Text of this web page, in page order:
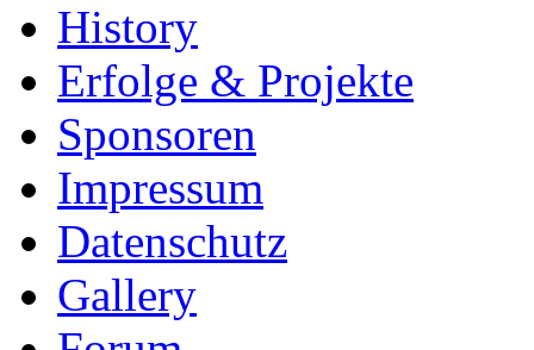
History
Erfolge & Projekte
Sponsoren
Impressum
Datenschutz
Gallery